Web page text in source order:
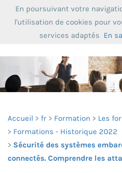
Accueil fr Formation
Les
Formations - Historique 2022
Sécurité des systèmes
connectés. Comprendre les
En poursuivant votre
l'utilisation de cookies pour
services adaptés En